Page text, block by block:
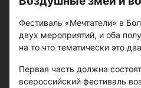
Фестиваль «Мечтатели» в
двух мероприятий, и оба
на то что тематически это
Первая часть должна
всероссийский фестиваль